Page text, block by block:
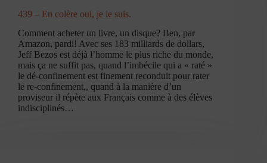
439 – En colère oui, je le suis.
Comment acheter un livre, un disque? Ben, par
Amazon, pardi! Avec ses 183 milliards de dollars,
Jeff Bezos est déjà l’homme le plus riche du monde,
mais ça ne suffit pas, quand l’imbécile qui a « raté »
le dé-confinement est finement reconduit pour rater
le re-confinement,, quand à la manière d’un
proviseur il répète aux Français comme à des élèves
indisciplinés…